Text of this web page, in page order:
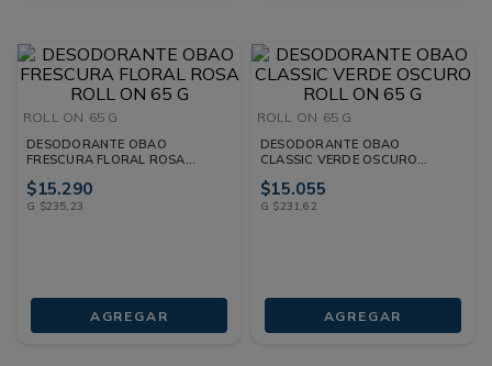
ROLL ON 65 G
DESODORANTE OBAO
FRESCURA FLORAL ROSA
$15.290
G $235,23
AGREGAR
ROLL ON 65 G
DESODORANTE OBAO
CLASSIC VERDE OSCURO
$15.055
G $231,62
AGREGAR